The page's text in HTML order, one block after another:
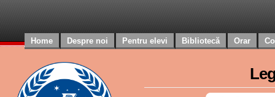
Home Despre noi Pentru elevi Bibliotecă Orar